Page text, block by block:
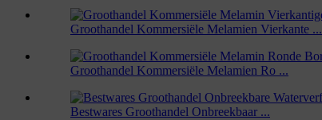
Groothandel Kommersiële Melamien Vierkante ...
Groothandel Kommersiële Melamien Ro ...
Bestwares Groothandel Onbreekbaar ...